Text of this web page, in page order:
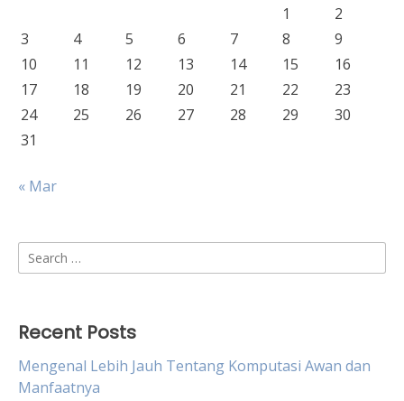
1
2
3
4 5 6 7 8
9
10
11 12 13 14 15
16
17
18 19 20 21 22
23
24
25 26 27 28 29
30
31
« Mar
Search
for:
Recent Posts
Mengenal Lebih Jauh Tentang Komputasi Awan dan
Manfaatnya